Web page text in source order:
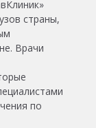
страны,
Врачи
по